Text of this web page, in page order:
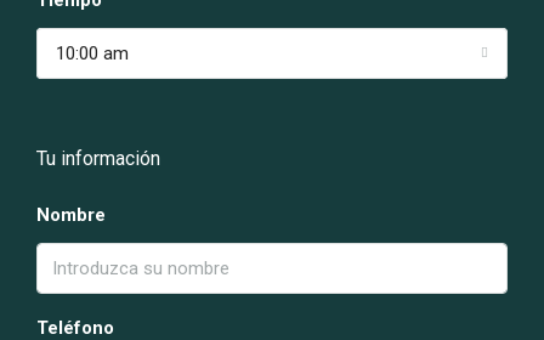
10:00 am
Tu información
Nombre
Teléfono